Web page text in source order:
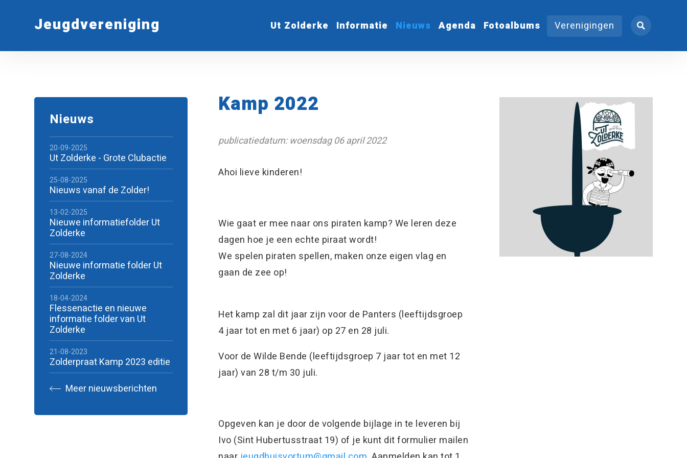
Jeugdvereniging Ut Zolderke Informatie Nieuws Agenda Fotoalbums Verenigingen
Kamp 2022
publicatiedatum: woensdag 06 april 2022
Ahoi lieve kinderen!
Wie gaat er mee naar ons piraten kamp? We leren deze
dagen hoe je een echte piraat wordt!
We spelen piraten spellen, maken onze eigen vlag en
gaan de zee op!
Het kamp zal dit jaar zijn voor de Panters (leeftijdsgroep
4 jaar tot en met 6 jaar) op 27 en 28 juli.
Voor de Wilde Bende (leeftijdsgroep 7 jaar tot en met 12
jaar) van 28 t/m 30 juli.
Opgeven kan je door de volgende bijlage in te leveren bij
Ivo (Sint Hubertusstraat 19) of je kunt dit formulier mailen
Nieuws
20-09-2025
Ut Zolderke - Grote Clubactie
25-08-2025
Nieuws vanaf de Zolder!
13-02-2025
Nieuwe informatiefolder Ut
Zolderke
27-08-2024
Nieuwe informatie folder Ut
Zolderke
18-04-2024
Flessenactie en nieuwe
informatie folder van Ut
Zolderke
21-08-2023
Zolderpraat Kamp 2023 editie
Meer nieuwsberichten